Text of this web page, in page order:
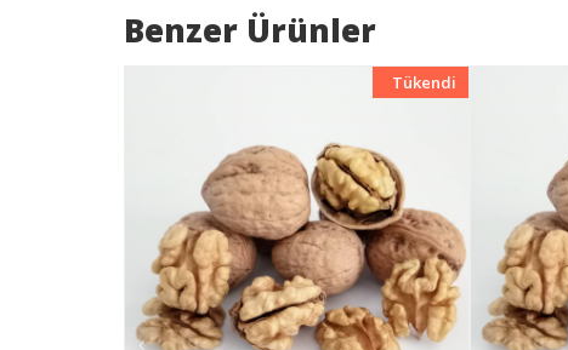
Benzer Ürünler
Yeni
Tükendi